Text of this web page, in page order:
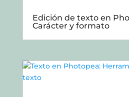
Edición de texto en
Carácter y formato